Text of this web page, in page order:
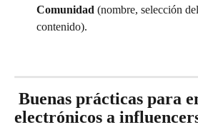
Comunidad (nombre, selección
contenido).
electrónicos a